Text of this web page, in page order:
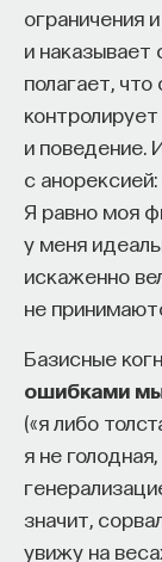
ограничения
и наказывает
полагает,
и поведение.
с анорексией:
Я равно моя
у меня
искаженно
не
Базисные
ошибками
(«я либо
я не
значит,
увижу на